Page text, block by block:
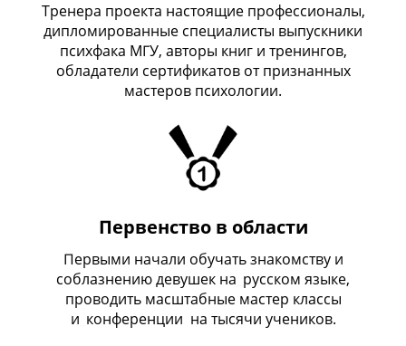
Тренера проекта настоящие профессионалы,
дипломированные специалисты выпускники
психфака МГУ, авторы книг и тренингов,
обладатели сертификатов от признанных
мастеров психологии.
Первенство в области
Первыми начали обучать знакомству и
соблазнению девушек на русском языке,
проводить масштабные мастер классы
и конференции на тысячи учеников.